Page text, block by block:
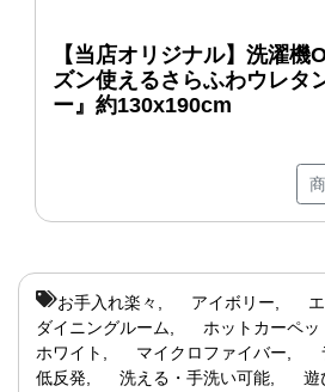
【当店オリジナル】洗濯機
ズン使えるさらふわウレタ
ー』約130x190cm
お手入れ楽々 アイボリー
ダイニングルーム
ホットカーペ
ホワイト
マイクロファイバー
低反発
洗える・手洗い可能 遊